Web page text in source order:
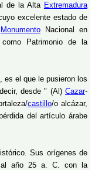
de la Alta Extremadura
excelente estado de
Monumento Nacional en
Patrimonio de la
es el que le pusieron los
desde " (Al) Cazar-
castillo/o alcázar,
del artículo árabe
Sus orígenes de
al año 25 a. C. con la